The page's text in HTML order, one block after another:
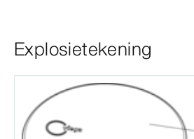
Explosietekening